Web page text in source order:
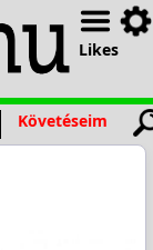
Likes
Követéseim